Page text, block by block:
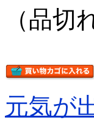
（品
元気が